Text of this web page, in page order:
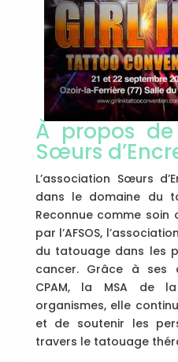
À propos de
Sœurs
L’association Sœurs
dans le domaine du
Reconnue comme
par l’AFSOS,
du tatouage dans les
cancer. Grâce à ses
CPAM, la MSA de
organismes, elle
et de soutenir les
travers le tatouage